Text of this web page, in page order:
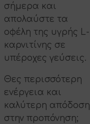
σήμερα και
απολαύστε τα
οφέλη της υγρής L-
καρνιτίνης σε
υπέροχες γεύσεις.
Θες περισσότερη
ενέργεια και
καλύτερη απόδοση
στην προπόνηση;